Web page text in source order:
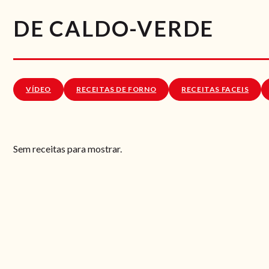
DE CALDO-VERDE
VÍDEO RECEITAS DE FORNO RECEITAS FACEIS
Sem receitas para mostrar.